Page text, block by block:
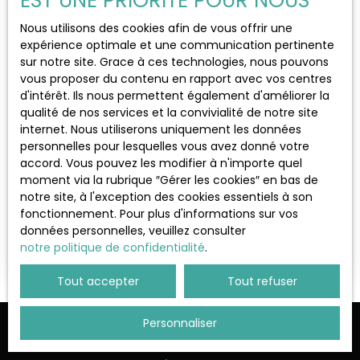
Gazeran (78125)
Localisation
Loyer max (€/mois)
Surface min (m²)
Rechercher
1 500€ /mois HT HC
Bureaux neuf à louer immédiatement
disponible 4 parking
1pièce 150m²
Gazeran 78125
MORVAN IMMOBILIER propose en LOCATION une
superficie de bureau neuf représentant 150 m²
Z. A Bel Air à Gazeran. Les bureaux offrent des
prestations de qualité, le sol en lino et les
panneaux photovoltaïques. Possibilité d'installer
un système de pompe à chaleur individuelLe site
est clos et sécurisé par un portail électrique et
Ne manquez plus aucun bien
Nous utilisons des cookies afin de vous offrir une
expérience optimale et une communication pertinente
sur notre site. Grace à ces technologies, nous pouvons
vous proposer du contenu en rapport avec vos centres
d'intérêt. Ils nous permettent également d'améliorer la
qualité de nos services et la convivialité de notre site
internet. Nous utiliserons uniquement les données
personnelles pour lesquelles vous avez donné votre
accord. Vous pouvez les modifier à n'importe quel
moment via la rubrique ″Gérer les cookies″ en bas de
notre site, à l'exception des cookies essentiels à son
fonctionnement. Pour plus d'informations sur vos
données personnelles, veuillez consulter
notre politique de confidentialité.
Tout accepter Tout refuser
Personnaliser